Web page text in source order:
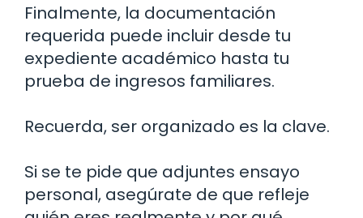
Finalmente, la documentación
requerida puede incluir desde tu
expediente académico hasta tu
prueba de ingresos familiares.
Recuerda, ser organizado es la clave.
Si se te pide que adjuntes ensayo
personal, asegúrate de que refleje